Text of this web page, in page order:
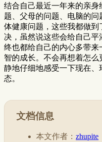
结合自己最近一年来的亲
题、父母的问题、电脑的
体健康问题，这些我都做
决，虽然说这些会给自己
终也都给自己的内心多带
智的成长。不会再想着怎
静地仔细地感受一下现在
态。
文档信息
本文作者： zhupite